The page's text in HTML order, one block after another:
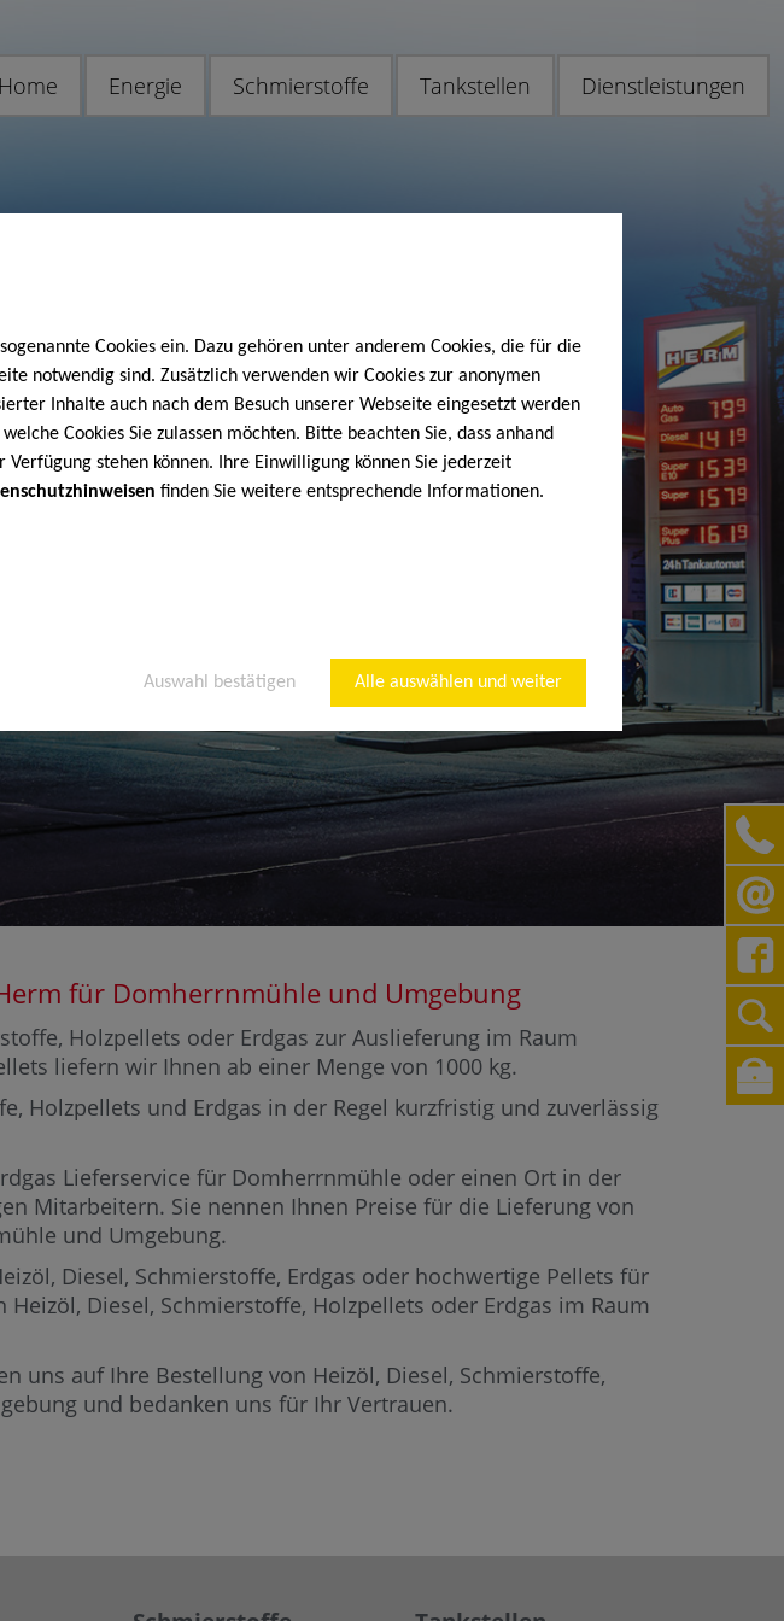
Cookies ein. Dazu gehören unter anderem Cookies, die für die
notwendig sind. Zusätzlich verwenden wir Cookies zur anonymen
Inhalte auch nach dem Besuch unserer Webseite eingesetzt werden
Cookies Sie zulassen möchten. Bitte beachten Sie, dass anhand
stehen können. Ihre Einwilligung können Sie jederzeit
finden Sie weitere entsprechende Informationen.
Auswahl bestätigen Alle auswählen und weiter
Home Energie Schmierstoffe Tankstellen Dienstleistungen
für Domherrnmühle und Umgebung
Holzpellets oder Erdgas zur Auslieferung im Raum
liefern wir Ihnen ab einer Menge von 1000 kg.
Holzpellets und Erdgas in der Regel kurzfristig und zuverlässig
Lieferservice für Domherrnmühle oder einen Ort in der
Mitarbeitern. Sie nennen Ihnen Preise für die Lieferung von
und Umgebung.
Diesel, Schmierstoffe, Erdgas oder hochwertige Pellets für
Diesel, Schmierstoffe, Holzpellets oder Erdgas im Raum
uns auf Ihre Bestellung von Heizöl, Diesel, Schmierstoffe,
und bedanken uns für Ihr Vertrauen.